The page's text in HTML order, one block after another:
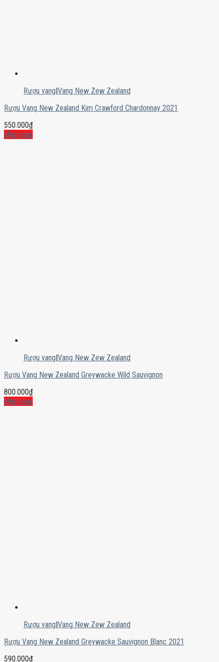
Rượu vang|Vang New Zew Zealand
Rượu Vang New Zealand Kim Crawford Chardonnay 2021
550.000₫
Mua ngay
Rượu vang|Vang New Zew Zealand
Rượu Vang New Zealand Greywacke Wild Sauvignon
800.000₫
Mua ngay
Rượu vang|Vang New Zew Zealand
Rượu Vang New Zealand Greywacke Sauvignon Blanc 2021
590.000₫